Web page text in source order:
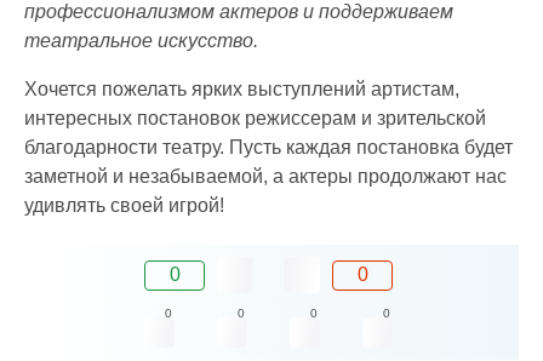
профессионализмом актеров и поддерживаем
театральное искусство.
Хочется пожелать ярких выступлений артистам,
интересных постановок режиссерам и зрительской
благодарности театру. Пусть каждая постановка будет
заметной и незабываемой, а актеры продолжают нас
удивлять своей игрой!
0 0
0 0 0 0